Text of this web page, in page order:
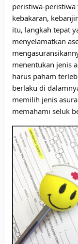
peristiwa-
kebakaran,
itu, langkah tepat
menyelamatkan
menentukan jenis
harus paham
berlaku di
memilih jenis
memahami seluk